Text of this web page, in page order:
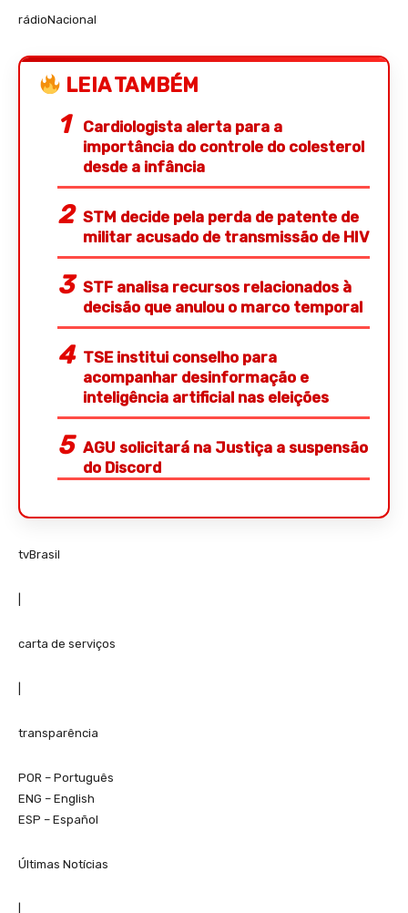
rádioNacional
LEIA TAMBÉM
Cardiologista alerta para a
importância do controle do colesterol
desde a infância
STM decide pela perda de patente de
militar acusado de transmissão de HIV
STF analisa recursos relacionados à
decisão que anulou o marco temporal
TSE institui conselho para
acompanhar desinformação e
inteligência artificial nas eleições
AGU solicitará na Justiça a suspensão
do Discord
tvBrasil
carta de serviços
transparência
POR – Português
ENG – English
ESP – Español
Últimas Notícias